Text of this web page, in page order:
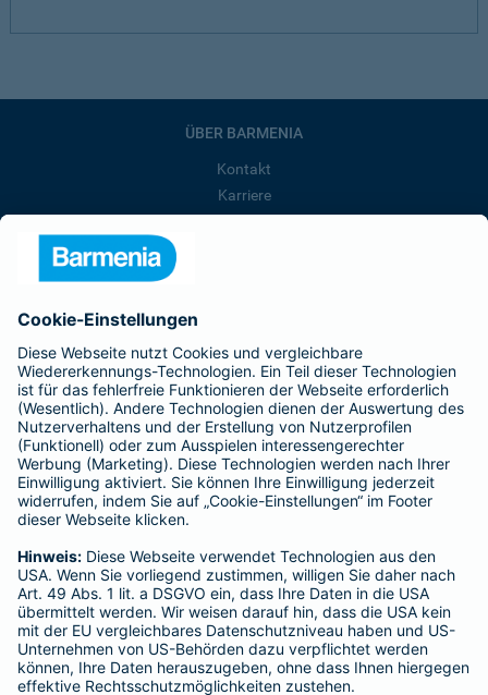
ÜBER BARMENIA
Kontakt
Karriere
Barmenia ist Teil der BarmeniaGothaer
BELIEBTE SEITEN
Kranken-Zusatzversicherung
Tierversicherungen
Haftpflichtversicherung
Hausratversicherung
Adresse ändern
Schaden melden
Kilometerstandsmeldung
Serviceübersicht